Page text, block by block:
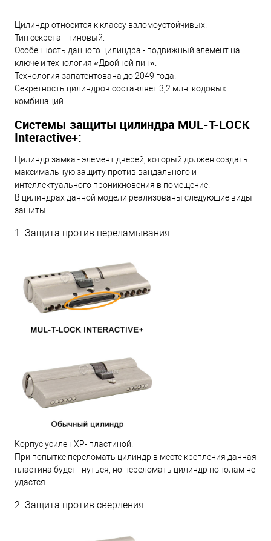
Цилиндр относится к классу взломоустойчивых.
Тип секрета - пиновый.
Особенность данного цилиндра - подвижный элемент на
ключе и технология «Двойной пин».
Технология запатентована до 2049 года.
Секретность цилиндров составляет 3,2 млн. кодовых
комбинаций.
Системы защиты цилиндра MUL-T-LOCK
Interactive+:
Цилиндр замка - элемент дверей, который должен создать
максимальную защиту против вандального и
интеллектуального проникновения в помещение.
В цилиндрах данной модели реализованы следующие виды
защиты.
1. Защита против переламывания.
Корпус усилен XP- пластиной.
При попытке переломать цилиндр в месте крепления данная
пластина будет гнуться, но переломать цилиндр пополам не
удастся.
2. Защита против сверления.